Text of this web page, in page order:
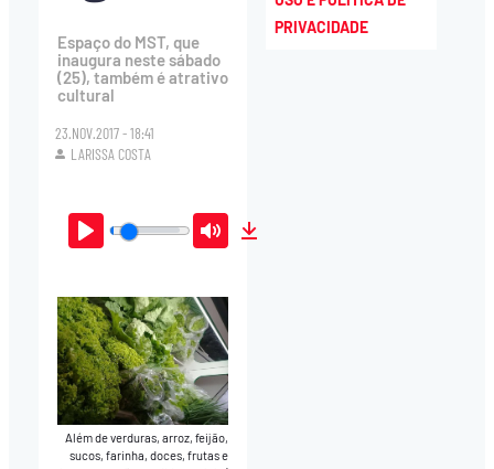
Espaço do MST, que
inaugura neste sábado
(25), também é atrativo
cultural
23.NOV.2017 - 18:41
LARISSA COSTA
Play Mute
Além de verduras, arroz, feijão,
sucos, farinha, doces, frutas e
PRIVACIDADE